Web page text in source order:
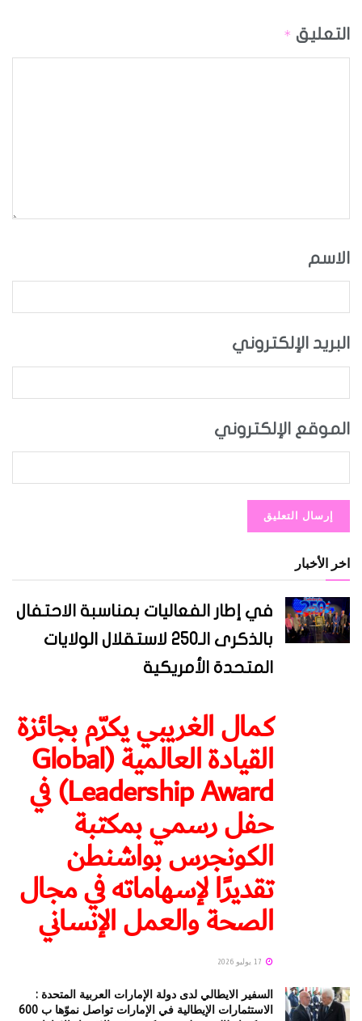
التعليق *
الاسم
البريد الإلكتروني
الموقع الإلكتروني
اخر الأخبار
في إطار الفعاليات بمناسبة الاحتفال
بالذكرى الـ250 لاستقلال الولايات
المتحدة الأمريكية
كمال الغريبي يكرّم بجائزة
القيادة العالمية (Global
Leadership Award) في
حفل رسمي بمكتبة
الكونجرس بواشنطن
تقديرًا لإسهاماته في مجال
الصحة والعمل الإنساني
السفير الايطالي لدى دولة الإمارات العربية المتحدة :
الاستثمارات الإيطالية في الإمارات تواصل نموّها ب 600